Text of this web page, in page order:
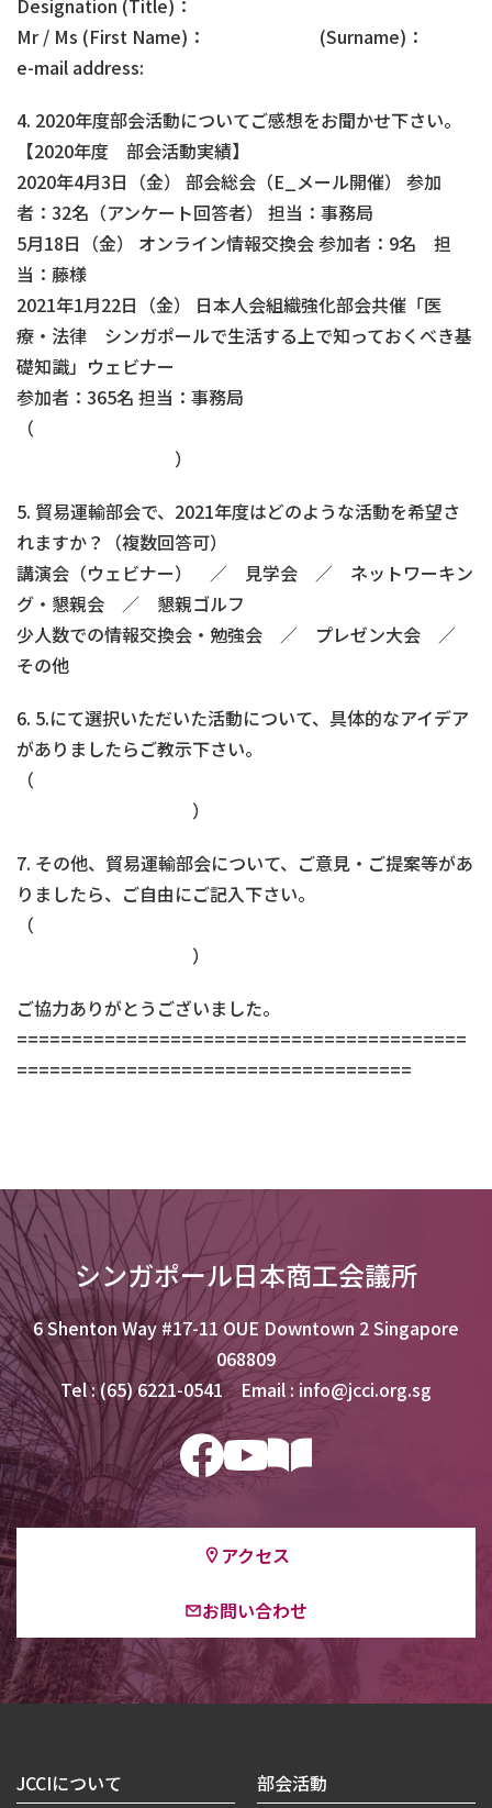
Designation (Title)：
Mr / Ms (First Name)： (Surname)：
e-mail address:
4. 2020年度部会活動についてご感想をお聞かせ下さい。
【2020年度 部会活動実績】
2020年4月3日（金） 部会総会（E_メール開催） 参加
者：32名（アンケート回答者） 担当：事務局
5月18日（金） オンライン情報交換会 参加者：9名 担
当：藤様
2021年1月22日（金） 日本人会組織強化部会共催「医
療・法律 シンガポールで生活する上で知っておくべき基
礎知識」ウェビナー
参加者：365名 担当：事務局
（
）
5. 貿易運輸部会で、2021年度はどのような活動を希望さ
れますか？（複数回答可）
講演会（ウェビナー） ／ 見学会 ／ ネットワーキン
グ・懇親会 ／ 懇親ゴルフ
少人数での情報交換会・勉強会 ／ プレゼン大会 ／
その他
6. 5.にて選択いただいた活動について、具体的なアイデア
がありましたらご教示下さい。
（
）
7. その他、貿易運輸部会について、ご意見・ご提案等があ
りましたら、ご自由にご記入下さい。
（
）
ご協力ありがとうございました。
=========================================
====================================
シンガポール日本商工会議所
6 Shenton Way #17-11 OUE Downtown 2 Singapore
068809
Tel : (65) 6221-0541 Email : info@jcci.org.sg
アクセス
お問い合わせ
JCCIについて 部会活動